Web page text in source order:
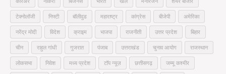
टेक्नोलॉजी निफ्टी बॉलीवुड महाराष्ट्र कांग्रेस बीजेपी अमेरिका
नरेंद्र मोदी विदेश क्राइम भाजपा राजनीती उत्तर प्रदेश बिहार
चीन राहुल गांधी गुजरात पंजाब उत्तराखंड चुनाव आयोग राजस्थान
लोकसभा निवेश मध्य प्रदेश टॉप न्यूज़ छत्तीसगढ़ जम्मू कश्मीर